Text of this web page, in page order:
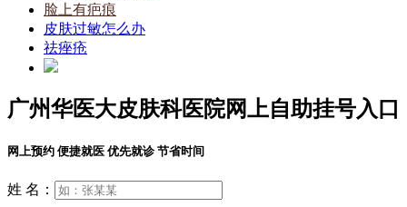
脸上有疤痕
皮肤过敏怎么办
祛痤疮
广州华医大皮肤科医院网上自助挂号入口
网上预约 便捷就医 优先就诊 节省时间
姓 名：